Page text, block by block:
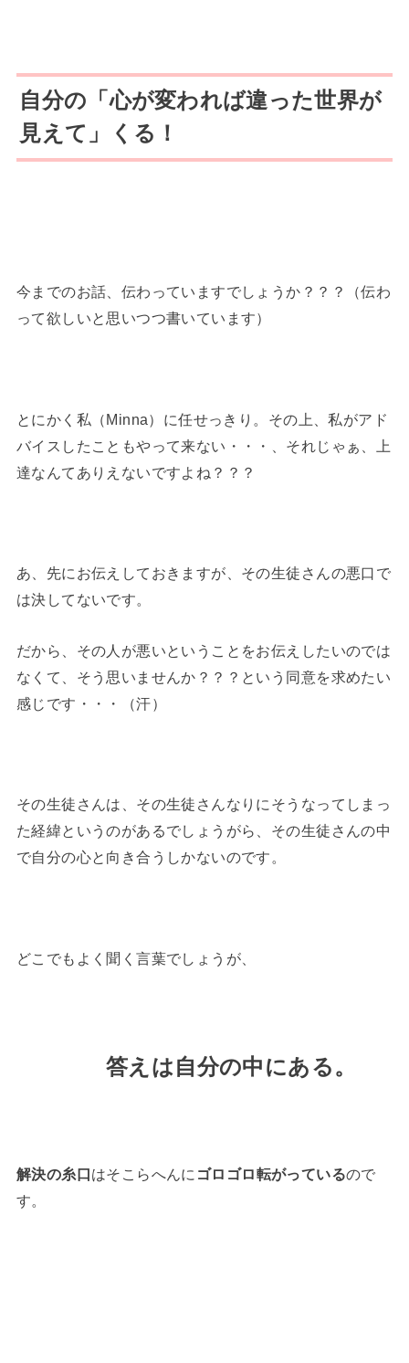
自分の「心が変われば違った世界が
見えて」くる！
今までのお話、伝わっていますでしょうか？？？（伝わ
って欲しいと思いつつ書いています）
とにかく私（Minna）に任せっきり。その上、私がアド
バイスしたこともやって来ない・・・、それじゃぁ、上
達なんてありえないですよね？？？
あ、先にお伝えしておきますが、その生徒さんの悪口で
は決してないです。
だから、その人が悪いということをお伝えしたいのでは
なくて、そう思いませんか？？？という同意を求めたい
感じです・・・（汗）
その生徒さんは、その生徒さんなりにそうなってしまっ
た経緯というのがあるでしょうがら、その生徒さんの中
で自分の心と向き合うしかないのです。
どこでもよく聞く言葉でしょうが、
答えは自分の中にある。
解決の糸口 はそこらへんに ゴロゴロ転がっているので
す。